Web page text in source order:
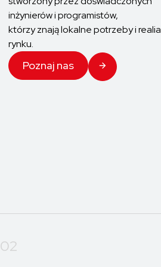
inżynierów i programistów,
którzy znają lokalne potrzeby i realia
rynku.
Poznaj nas
02